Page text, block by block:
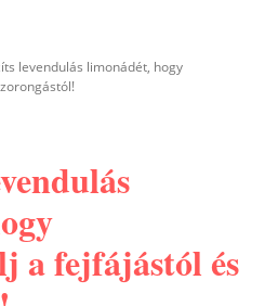
levendulás limonádét, hogy
a fejfájástól és